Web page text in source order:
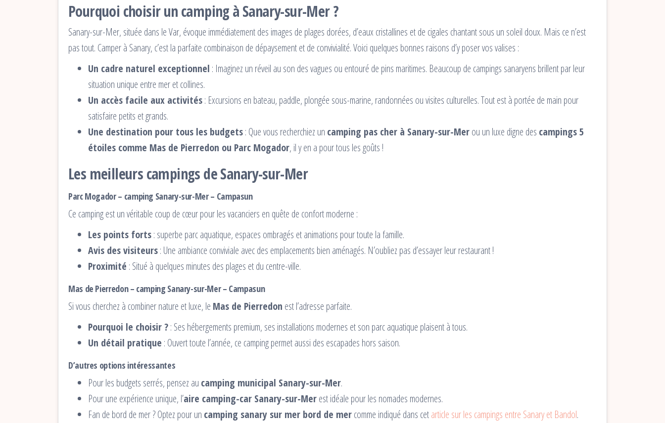
Pourquoi choisir un camping à Sanary-sur-Mer ?
Sanary-sur-Mer, située dans le Var, évoque immédiatement des images de plages dorées, d’eaux cristallines et de cigales chantant sous un soleil doux. Mais ce n’est
pas tout. Camper à Sanary, c’est la parfaite combinaison de dépaysement et de convivialité. Voici quelques bonnes raisons d’y poser vos valises :
Un cadre naturel exceptionnel : Imaginez un réveil au son des vagues ou entouré de pins maritimes. Beaucoup de campings sanaryens brillent par leur
situation unique entre mer et collines.
Un accès facile aux activités: Excursions en bateau, paddle, plongée sous-marine, randonnées ou visites culturelles. Tout est à portée de main pour
satisfaire petits et grands.
Une destination pour tous les budgets: Que vous recherchiez un camping pas cher à Sanary-sur-Merou un luxe digne des campings 5
étoiles comme Mas de Pierredon ou Parc Mogador, il y en a pour tous les goûts !
Les meilleurs campings de Sanary-sur-Mer
Parc Mogador – camping Sanary-sur-Mer – Campasun
Ce camping est un véritable coup de cœur pour les vacanciers en quête de confort moderne :
Les points forts: superbe parc aquatique, espaces ombragés et animations pour toute la famille.
Avis des visiteurs: Une ambiance conviviale avec des emplacements bien aménagés. N’oubliez pas d’essayer leur restaurant !
Proximité : Situé à quelques minutes des plages et du centre-ville.
Mas de Pierredon – camping Sanary-sur-Mer – Campasun
Si vous cherchez à combiner nature et luxe, le Mas de Pierredon est l’adresse parfaite.
Pourquoi le choisir ?: Ses hébergements premium, ses installations modernes et son parc aquatique plaisent à tous.
Un détail pratique : Ouvert toute l’année, ce camping permet aussi des escapades hors saison.
D’autres options intéressantes
Pour les budgets serrés, pensez au camping municipal Sanary-sur-Mer.
Pour une expérience unique, l’aire camping-car Sanary-sur-Merest idéale pour les nomades modernes.
Fan de bord de mer ? Optez pour un camping sanary sur mer bord de mercomme indiqué dans cetarticle sur les campings entre Sanary et Bandol.